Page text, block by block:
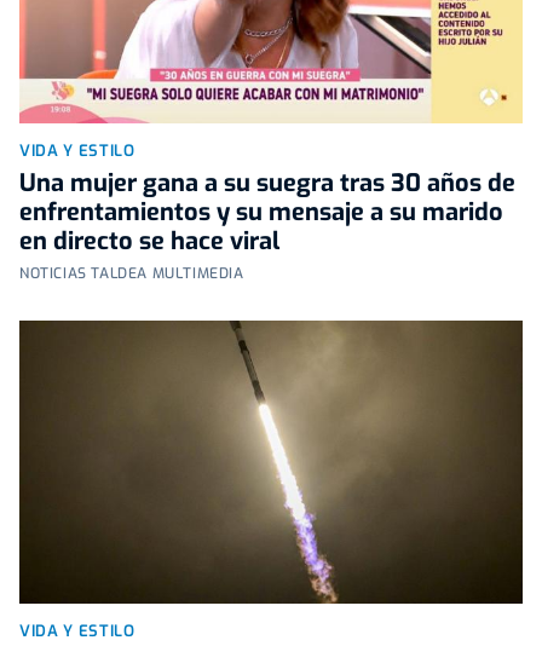
VIDA Y ESTILO
Una mujer gana a su suegra tras 30 años de
enfrentamientos y su mensaje a su marido
en directo se hace viral
NOTICIAS TALDEA MULTIMEDIA
VIDA Y ESTILO